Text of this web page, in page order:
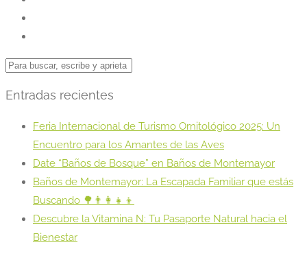
Entradas recientes
Feria Internacional de Turismo Ornitológico 2025: Un
Encuentro para los Amantes de las Aves
Date “Baños de Bosque” en Baños de Montemayor
Baños de Montemayor: La Escapada Familiar que estás
Buscando 🌳👨‍👩‍👧‍👦
Descubre la Vitamina N: Tu Pasaporte Natural hacia el
Bienestar